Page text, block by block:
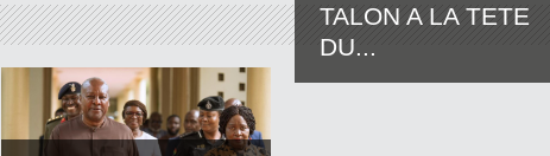
TALON A LA TETE
DU...